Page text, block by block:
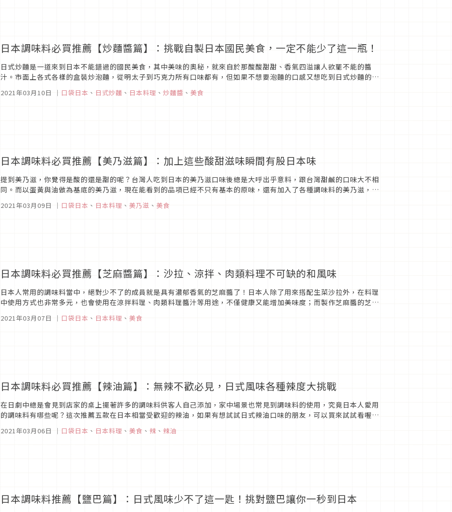
日本調味料必買推薦【炒麵醬篇】：挑戰自製日本國民美食，一定不能少了這一瓶！
日式炒麵是一道來到日本不能錯過的國民美食，其中美味的奧秘，就來自於那酸酸甜甜、香氣四溢讓人欲罷不能的醬
汁。市面上各式各樣的盒裝炒泡麵，從明太子到巧克力所有口味都有，但如果不想要泡麵的口感又想吃到日式炒麵的
2021年03月10日 ｜ 口袋日本 、 日式炒麵 、 日本料理 、 炒麵醬 、 美食
日本調味料必買推薦【美乃滋篇】：加上這些酸甜滋味瞬間有股日本味
提到美乃滋，你覺得是酸的還是甜的呢？台灣人吃到日本的美乃滋口味後總是大呼出乎意料，跟台灣甜鹹的口味大不相
同。而以蛋黃與油做為基底的美乃滋，現在能看到的品項已經不只有基本的原味，還有加入了各種調味料的美乃滋，讓
2021年03月09日 ｜ 口袋日本 、 日本料理 、 美乃滋 、 美食
日本調味料必買推薦【芝麻醬篇】：沙拉、涼拌、肉類料理不可缺的和風味
日本人常用的調味料當中，絕對少不了的成員就是具有濃郁香氣的芝麻醬了！日本人除了用來搭配生菜沙拉外，在料理
中使用方式也非常多元，也會使用在涼拌料理、肉類料理醬汁等用途，不僅健康又能增加美味度；而製作芝麻醬的芝麻
2021年03月07日 ｜ 口袋日本 、 日本料理 、 美食
日本調味料必買推薦【辣油篇】：無辣不歡必見，日式風味各種辣度大挑戰
在日劇中總是會見到店家的桌上擺著許多的調味料供客人自己添加，家中場景也常見到調味料的使用，究竟日本人愛用
的調味料有哪些呢？這次推薦五款在日本相當受歡迎的辣油，如果有想試試日式辣油口味的朋友，可以買來試試看喔。
2021年03月06日 ｜ 口袋日本 、 日本料理 、 美食 、 辣 、 辣油
日本調味料推薦【鹽巴篇】：日式風味少不了這一匙！挑對鹽巴讓你一秒到日本